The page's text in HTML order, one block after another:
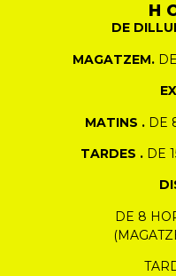
DE
MAGATZEM.
MATINS . DE
TARDES . DE
DE 8